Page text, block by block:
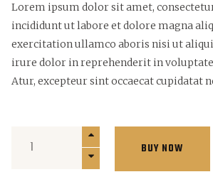
Lorem ipsum dolor sit amet,
incididunt ut labore et dolore magna
exercitation ullamco aboris nisi ut
irure dolor in reprehenderit in
Atur, excepteur sint occaecat cupidatat
Bond
BUY NOW